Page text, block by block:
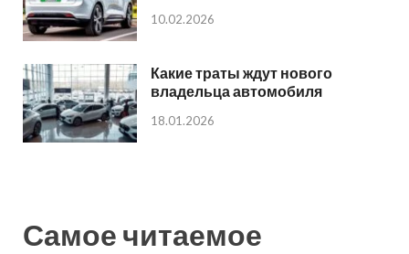
10.02.2026
Какие траты ждут нового
владельца автомобиля
18.01.2026
Самое читаемое